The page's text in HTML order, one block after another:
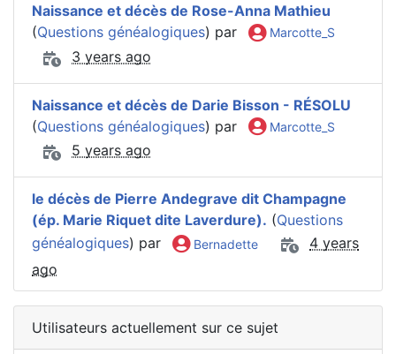
Naissance et décès de Rose-Anna Mathieu
(Questions généalogiques) par Marcotte_S
3 years ago
Naissance et décès de Darie Bisson - RÉSOLU
(Questions généalogiques) par Marcotte_S
5 years ago
le décès de Pierre Andegrave dit Champagne
(ép. Marie Riquet dite Laverdure). (Questions
généalogiques) par Bernadette
4 years
ago
Utilisateurs actuellement sur ce sujet